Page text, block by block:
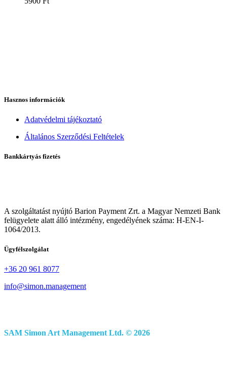
Hasznos információk
Adatvédelmi tájékoztató
Általános Szerződési Feltételek
Bankkártyás fizetés
A szolgáltatást nyújtó Barion Payment Zrt. a Magyar Nemzeti Bank
felügyelete alatt álló intézmény, engedélyének száma: H-EN-I-
1064/2013.
Ügyfélszolgálat
+36 20 961 8077
info@simon.management
SAM Simon Art Management Ltd. © 2026